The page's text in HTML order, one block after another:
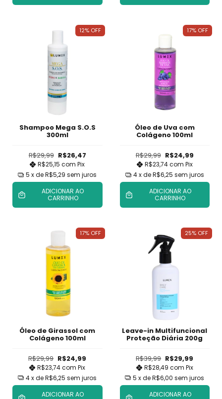
12% OFF
Shampoo Mega S.O.S
300ml
R$29,99 R$26,47
R$25,15com Pix
5 x deR$5,29 sem juros
ADICIONAR AO
CARRINHO
17% OFF
Óleo de Uva com
Colágeno 100ml
R$29,99 R$24,99
R$23,74com Pix
4x deR$6,25 sem juros
ADICIONAR AO
CARRINHO
17% OFF
Óleo de Girassol com
Colágeno 100ml
R$29,99 R$24,99
R$23,74com Pix
4x deR$6,25 sem juros
ADICIONAR AO
25% OFF
Leave-in Multifuncional
Proteção Diária 200g
R$39,99 R$29,99
R$28,49 com Pix
5 x deR$6,00 sem juros
ADICIONAR AO